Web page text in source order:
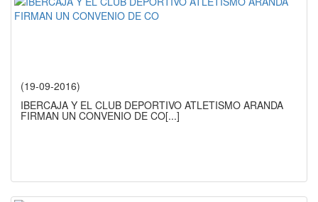
(19-09-2016)
IBERCAJA Y EL CLUB DEPORTIVO ATLETISMO ARANDA
FIRMAN UN CONVENIO DE CO[...]